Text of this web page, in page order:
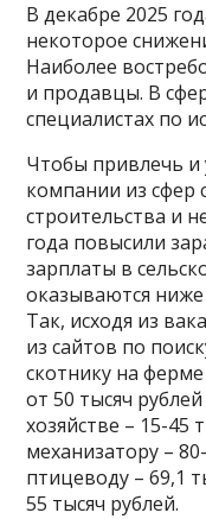
В декабре 2025
некоторое
Наиболее
и продавцы. В
специалистах по
Чтобы привлечь и
компании из сфер
строительства и
года повысили
зарплаты в
оказываются ниже
Так, исходя из
из сайтов по
скотнику на
от 50 тысяч
хозяйстве – 15-45
механизатору –
птицеводу – 69,1
55 тысяч рублей.